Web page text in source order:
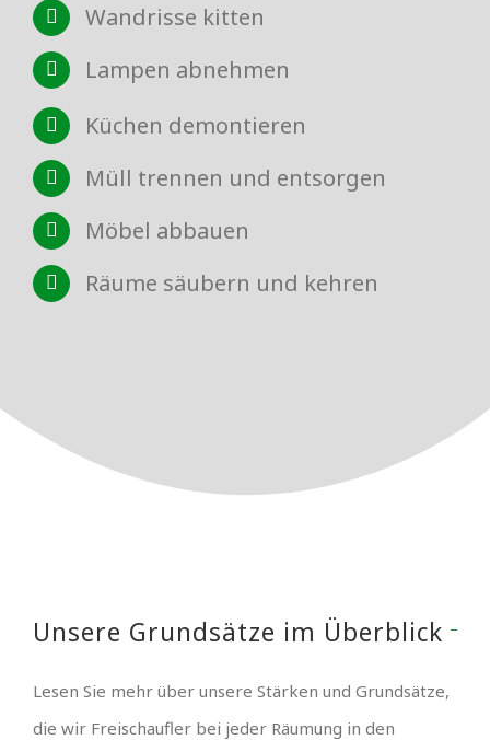
Wandrisse kitten
Lampen abnehmen
Küchen demontieren
Müll trennen und entsorgen
Möbel abbauen
Räume säubern und kehren
Unsere Grundsätze im Überblick
Lesen Sie mehr über unsere Stärken und Grundsätze,
die wir Freischaufler bei jeder Räumung in den